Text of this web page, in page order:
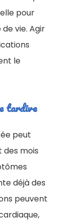
pour
vie. Agir
le
tardive
peut
des mois
déjà des
peuvent